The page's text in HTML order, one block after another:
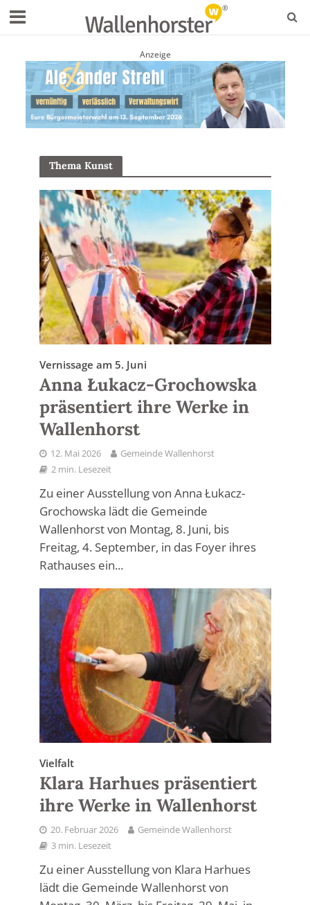
Anzeige
Thema Kunst
Vernissage am 5. Juni
Anna Łukacz-Grochowska
präsentiert ihre Werke in
Wallenhorst
12. Mai 2026
Gemeinde Wallenhorst
2 min. Lesezeit
Zu einer Ausstellung von Anna Łukacz-
Grochowska lädt die Gemeinde
Wallenhorst von Montag, 8. Juni, bis
Freitag, 4. September, in das Foyer ihres
Rathauses ein...
Vielfalt
Klara Harhues präsentiert
ihre Werke in Wallenhorst
20. Februar 2026
Gemeinde Wallenhorst
3 min. Lesezeit
Zu einer Ausstellung von Klara Harhues
lädt die Gemeinde Wallenhorst von